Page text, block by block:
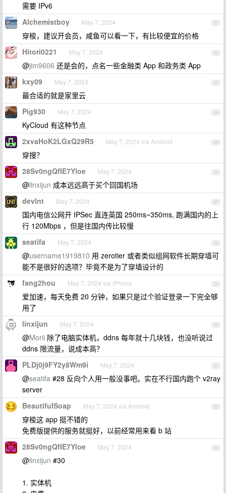
需要 IPv6
21
Alchemistboy May 7, 2024
穿梭，建议开会员，咸鱼可以看一下，有比较便宜的价格
22
Hitori0221 May 7, 2024
@jim9606 还是会的，点名一些金融类 App 和政务类 App
23
kxy09 May 7, 2024
最合适的就是家里云
24
Pig930 May 7, 2024
KyCloud 有这种节点
25
2xvaHoK2LGxQ29R5 May 7, 2024 via Android
穿搜？
26
28Sv0ngQfIE7Yloe May 7, 2024
@linxijun 成本远远高于买个回国机场
27
devlnt May 7, 2024
国内电信公网开 IPSec 直连英国 250ms~350ms, 跑满国内的上
行 120Mbps ，但是往国内传比较慢
28
seatifa May 7, 2024
@username1919810 用 zerotier 或者类似组网软件长期穿墙可
能不是很好的选项？毕竟不是为了穿墙设计的
29
fang2hou May 7, 2024 via iPhone
爱加速，每天免费 20 分钟，如果只是过个验证登录一下完全够
用了
30
linxijun May 7, 2024
@Morii 除了电脑实体机，ddns 每年就十几块钱，也没听说过
ddns 限流量，说成本高？
31
PLDj0j9FY2y8Wm9i May 7, 2024
@seatifa #28 反向个人用一般没事吧。实在不行国内跑个 v2ray
server
32
BeautifulSoap May 7, 2024 via Android
穿梭这 app 挺不错的
免费版提供的服务就挺好，以前经常用来看 b 站
33
28Sv0ngQfIE7Yloe May 7, 2024
@linxijun #30
1. 实体机